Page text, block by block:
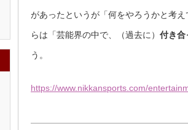
があったというが「何をやろうかと考
らは「芸能界の中で、（過去に） 付き合
う。
https://www.nikkansports.com/